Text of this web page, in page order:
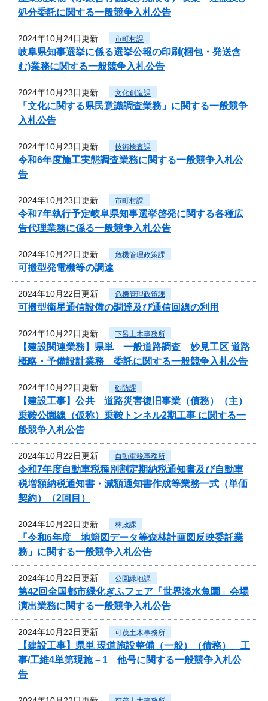
処分委託に関する一般競争入札公告
2024年10月24日更新 市町村課
岐阜県知事選挙に係る選挙公報の印刷(梱包・発送含
む)業務に関する一般競争入札公告
2024年10月23日更新 文化創造課
「文化に関する県民意識調査業務」に関する一般競争
入札公告
2024年10月23日更新 技術検査課
令和6年度施工実態調査業務に関する一般競争入札公
告
2024年10月23日更新 市町村課
令和7年執行予定岐阜県知事選挙啓発に関する各種広
告代理業務に係る一般競争入札公告
2024年10月22日更新 危機管理政策課
可搬型発電機等の調達
2024年10月22日更新 危機管理政策課
可搬型衛星通信設備の調達及び通信回線の利用
2024年10月22日更新 下呂土木事務所
【建設関連業務】県単 一般道路調査 妙見工区 道路
概略・予備設計業務 委託に関する一般競争入札公告
2024年10月22日更新 砂防課
【建設工事】公共 道路災害復旧事業（債務）（主）
乗鞍公園線（仮称）乗鞍トンネル2期工事 に関する一
般競争入札公告
2024年10月22日更新 自動車税事務所
令和7年度自動車税種別割定期納税通知書及び自動車
税増額納税通知書・減額通知書作成等業務一式（単価
契約）（2回目）
2024年10月22日更新 林政課
「令和6年度 地籍図データ等森林計画図反映委託業
務」に関する一般競争入札公告
2024年10月22日更新 公園緑地課
第42回全国都市緑化ぎふフェア「世界淡水魚園」会場
演出業務に関する一般競争入札公告
2024年10月22日更新 可茂土木事務所
【建設工事】県単 現道施設整備（一般）（債務） 工
事/工維4単第現施－1 他号に関する一般競争入札公
告